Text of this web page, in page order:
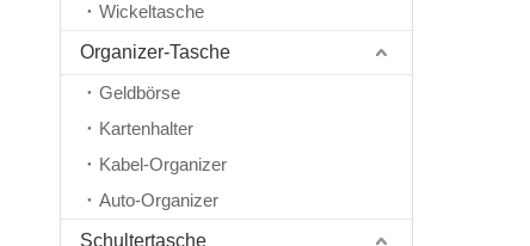
Wickeltasche
Organizer-Tasche
Geldbörse
Kartenhalter
Kabel-Organizer
Auto-Organizer
Schultertasche